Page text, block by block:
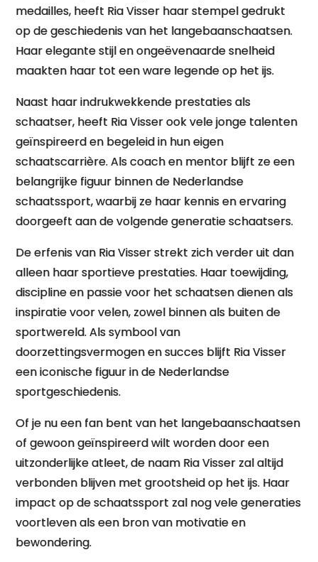
medailles, heeft Ria Visser haar stempel gedrukt
op de geschiedenis van het langebaanschaatsen.
Haar elegante stijl en ongeëvenaarde snelheid
maakten haar tot een ware legende op het ijs.
Naast haar indrukwekkende prestaties als
schaatser, heeft Ria Visser ook vele jonge talenten
geïnspireerd en begeleid in hun eigen
schaatscarrière. Als coach en mentor blijft ze een
belangrijke figuur binnen de Nederlandse
schaatssport, waarbij ze haar kennis en ervaring
doorgeeft aan de volgende generatie schaatsers.
De erfenis van Ria Visser strekt zich verder uit dan
alleen haar sportieve prestaties. Haar toewijding,
discipline en passie voor het schaatsen dienen als
inspiratie voor velen, zowel binnen als buiten de
sportwereld. Als symbool van
doorzettingsvermogen en succes blijft Ria Visser
een iconische figuur in de Nederlandse
sportgeschiedenis.
Of je nu een fan bent van het langebaanschaatsen
of gewoon geïnspireerd wilt worden door een
uitzonderlijke atleet, de naam Ria Visser zal altijd
verbonden blijven met grootsheid op het ijs. Haar
impact op de schaatssport zal nog vele generaties
voortleven als een bron van motivatie en
bewondering.